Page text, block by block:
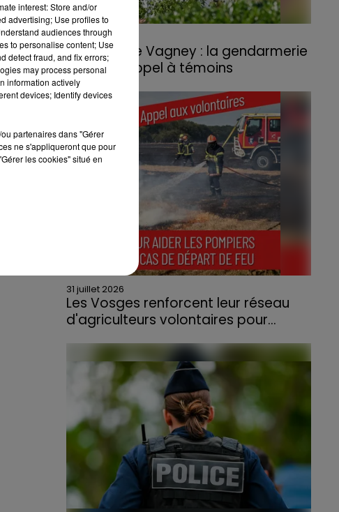
3 août 2026
Incendie de Vagney : la gendarmerie
lance un appel à témoins
Le feu, parti d'une haie avant de se propager
au quartier résidentiel, avait détruit deux
habitations et contraint à l'évacuation d'une
centaine de personnes.
31 juillet 2026
Les Vosges renforcent leur réseau
d'agriculteurs volontaires pour...
départs de feu, la Chambre d'agriculture
des Vosges a lancé un appel aux
agriculteurs volontaires pour venir en aide...
interest: Store and/or
advertising; Use profiles to
audiences through
to personalise content; Use
detect fraud, and fix errors;
may process personal
information actively
devices; Identify devices
partenaires dans "Gérer
ne s'appliqueront que pour
les cookies" situé en